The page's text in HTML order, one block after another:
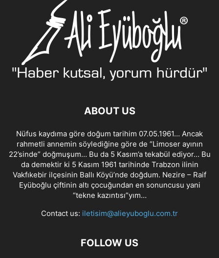
ABOUT US
Nüfus kaydıma göre doğum tarihim 07.05.1961… Ancak
rahmetli annemin söylediğine göre de “Limoser ayının
22’sinde” doğmuşum… Bu da 5 Kasım’a tekabül ediyor… Bu
da demektir ki 5 Kasım 1961 tarihinde Trabzon ilinin
Vakfıkebir ilçesinin Ballı Köyü’nde doğdum. Nezire – Raif
Eyüboğlu çiftinin altı çocuğundan en sonuncusu yani
“tekne kazıntısı”yım…
Contact us: iletisim@alieyuboglu.com.tr
FOLLOW US